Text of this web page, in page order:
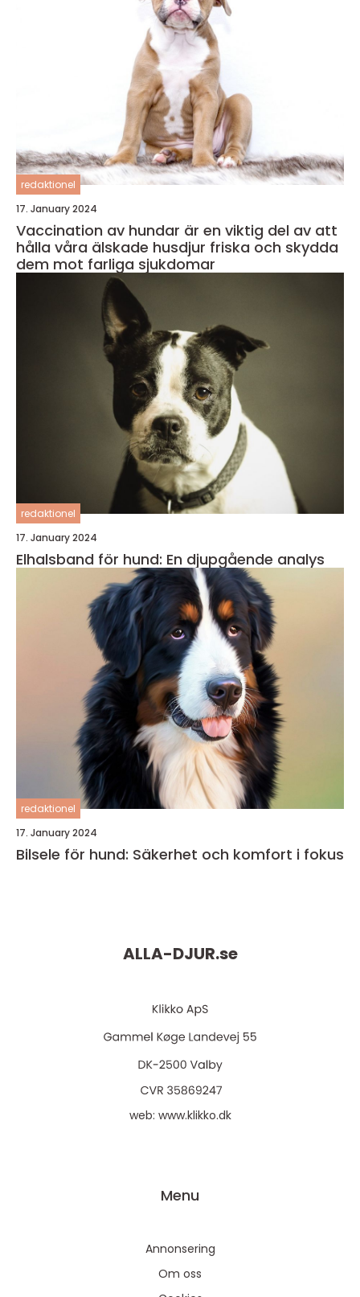
redaktionel
17. January 2024
Vaccination av hundar är en viktig del av att
hålla våra älskade husdjur friska och skydda
dem mot farliga sjukdomar
redaktionel
17. January 2024
Elhalsband för hund: En djupgående analys
redaktionel
17. January 2024
Bilsele för hund: Säkerhet och komfort i fokus
ALLA-DJUR.se
web: www.klikko.dk
Menu
Annonsering
Om oss